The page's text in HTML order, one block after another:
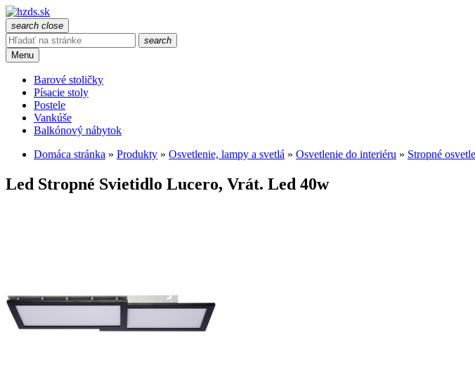
search close
search
Menu
Barové stoličky
Písacie stoly
Postele
Vankúše
Balkónový nábytok
Domáca stránka » Produkty » Osvetlenie, lampy a svetlá » Osvetlenie do interiéru » Stropné
Led Stropné Svietidlo Lucero, Vrát. Led 40w